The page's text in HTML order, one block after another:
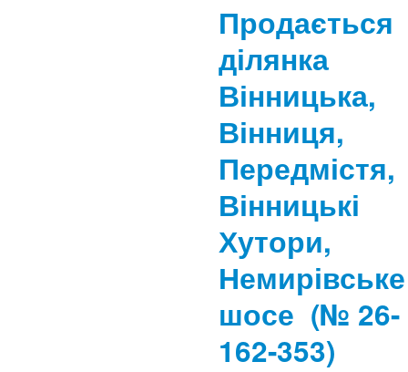
Продається
ділянка
Вінницька,
Вінниця,
Передмістя,
Вінницькі
Хутори,
Немирівське
шосе (№ 26-
162-353)